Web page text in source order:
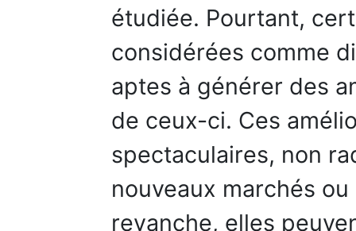
étudiée. Pourtant,
considérées comme
aptes à générer des
de ceux-ci. Ces
spectaculaires, non
nouveaux marchés
revanche, elles